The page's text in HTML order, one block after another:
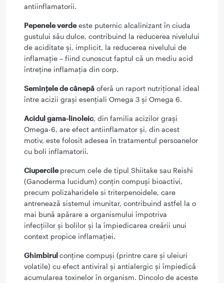
antiinflamatorii.
Pepenele verdeeste puternic alcalinizant în ciuda
gustului său dulce, contribuind la reducerea nivelului
de aciditate și, implicit, la reducerea nivelului de
inflamație – fiind cunoscut faptul că un mediu acid
întreține inflamația din corp.
Semințele de cânepă oferă un raport nutrițional ideal
între acizii grași esențiali Omega 3 și Omega 6.
Acidul gama-linoleic, din familia acizilor grași
Omega-6, are efect antiinflamator și, din acest
motiv, este folosit adesea în tratamentul persoanelor
cu boli inflamatorii.
Ciupercileprecum cele de tipul Shiitake sau Reishi
(Ganoderma lucidum) conțin compuși bioactivi,
precum polizaharidele si triterpenoidele, care
antrenează sistemul imunitar, contribuind astfel la o
mai bună apărare a organismului împotriva
infecțiilor și bolilor și la împiedicarea creării unui
context propice inflamației.
Ghimbirulconține compuși (printre care și uleiuri
volatile) cu efect antiviral și antialergic și împiedică
acumularea toxinelor în organism. Dincolo de aceste